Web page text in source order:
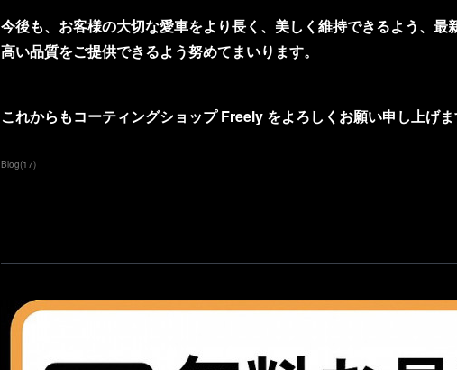
今後も、お客様の大切な愛車をより長く、美しく維持できるよう、
高い品質をご提供できるよう努めてまいります。
これからもコーティングショップ Freely をよろしくお願い申し上げま
Blog(17)